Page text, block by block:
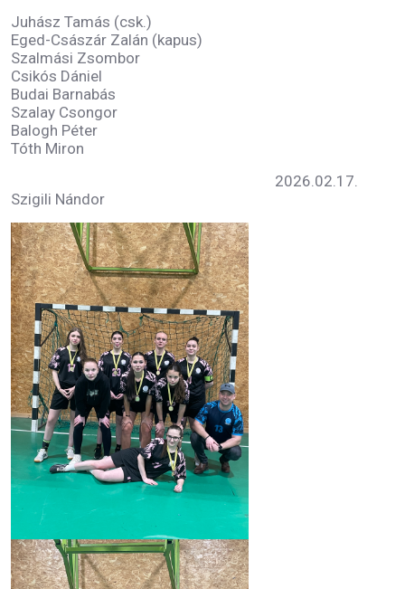
Juhász Tamás (csk.)
Eged-Császár Zalán (kapus)
Szalmási Zsombor
Csikós Dániel
Budai Barnabás
Szalay Csongor
Balogh Péter
Tóth Miron
2026.02.17.
Szigili Nándor